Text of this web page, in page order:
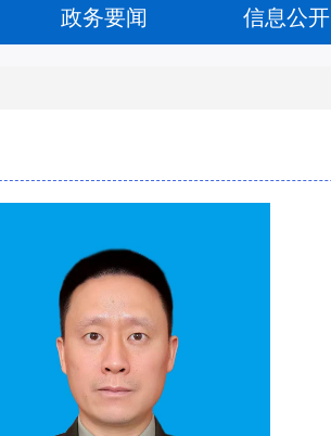
政务要闻 信息公开